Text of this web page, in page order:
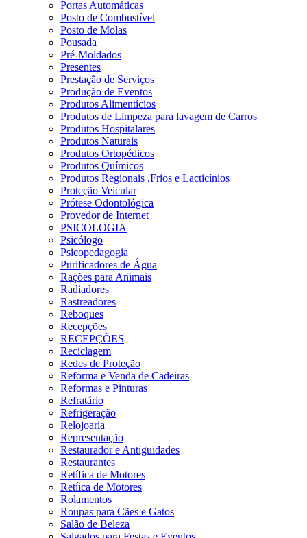
Portas Automáticas
Posto de Combustível
Posto de Molas
Pousada
Pré-Moldados
Presentes
Prestação de Serviços
Produção de Eventos
Produtos Alimentícios
Produtos de Limpeza para lavagem de Carros
Produtos Hospitalares
Produtos Naturais
Produtos Ortopédicos
Produtos Químicos
Produtos Regionais ,Frios e Lacticínios
Proteção Veicular
Prótese Odontológica
Provedor de Internet
PSICOLOGIA
Psicólogo
Psicopedagogia
Purificadores de Água
Rações para Animais
Radiadores
Rastreadores
Reboques
Recepções
RECEPÇÕES
Reciclagem
Redes de Proteção
Reforma e Venda de Cadeiras
Reformas e Pinturas
Refratário
Refrigeração
Relojoaria
Representação
Restaurador e Antiguidades
Restaurantes
Retífica de Motores
Retíica de Motores
Rolamentos
Roupas para Cães e Gatos
Salão de Beleza